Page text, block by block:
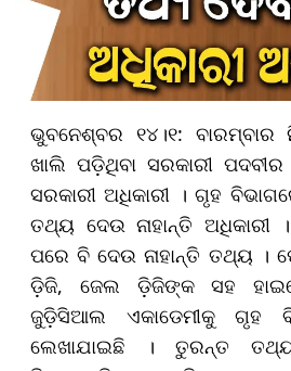
ଭୁବନେଶ୍ବର ୧୪।୧: ବାରମ୍ବାର
ଖାଲି ପଡ଼ିଥିବା ସରକାରୀ
ସରକାରୀ ଅଧିକାରୀ । ଗୃହ
ତଥ୍ୟ ଦେଉ ନାହାନ୍ତି ଅଧିକାରୀ
ପରେ ବି ଦେଉ ନାହାନ୍ତି ତଥ୍ୟ
ଡ଼ିଜି, ଜେଲ ଡ଼ିଜିଙ୍କ ସହ
ଜୁଡ଼ିସିଆଲ ଏକାଡେମୀକୁ ଗୃହ
ଲେଖାଯାଇଛି । ତୁରନ୍ତ ତଥ୍ୟ